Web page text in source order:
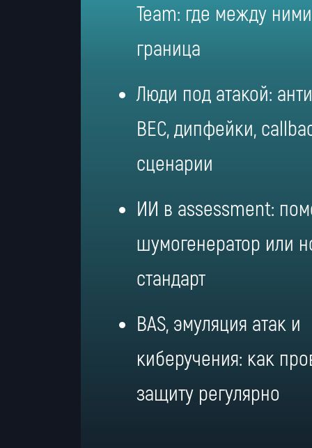
Team: где между
граница
Люди под атакой:
BEC, дипфейки,
сценарии
ИИ в assessment:
шумогенератор или
стандарт
BAS, эмуляция атак и
киберучения: как
защиту регулярно